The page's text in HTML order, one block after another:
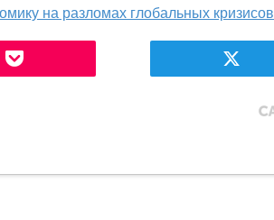
на разломах глобальных кризисов